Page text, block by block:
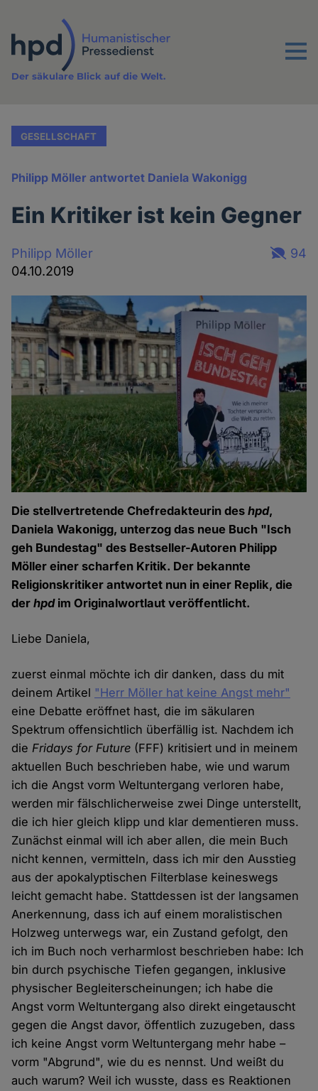
Inhalt
Menu
Der säkulare Blick auf die Welt.
GESELLSCHAFT
Philipp Möller antwortet Daniela Wakonigg
Ein Kritiker ist kein Gegner
Philipp Möller
04.10.2019
94
Die stellvertretende Chefredakteurin deshpd,
Daniela Wakonigg, unterzog das neue Buch "Isch
geh Bundestag" des Bestseller-Autoren Philipp
Möller einer scharfen Kritik. Der bekannte
Religionskritiker antwortet nun in einer Replik, die
derhpdim Originalwortlaut veröffentlicht.
Liebe Daniela,
zuerst einmal möchte ich dir danken, dass du mit
deinem Artikel "Herr Möller hat keine Angst mehr"
eine Debatte eröffnet hast, die im säkularen
Spektrum offensichtlich überfällig ist. Nachdem ich
dieFridays for Future (FFF) kritisiert und in meinem
aktuellen Buch beschrieben habe, wie und warum
ich die Angst vorm Weltuntergang verloren habe,
werden mir fälschlicherweise zwei Dinge unterstellt,
die ich hier gleich klipp und klar dementieren muss.
Zunächst einmal will ich aber allen, die mein Buch
nicht kennen, vermitteln, dass ich mir den Ausstieg
aus der apokalyptischen Filterblase keineswegs
leicht gemacht habe. Stattdessen ist der langsamen
Anerkennung, dass ich auf einem moralistischen
Holzweg unterwegs war, ein Zustand gefolgt, den
ich im Buch noch verharmlost beschrieben habe: Ich
bin durch psychische Tiefen gegangen, inklusive
physischer Begleiterscheinungen; ich habe die
Angst vorm Weltuntergang also direkt eingetauscht
gegen die Angst davor, öffentlich zuzugeben, dass
ich keine Angst vorm Weltuntergang mehr habe –
vorm "Abgrund", wie du es nennst. Und weißt du
auch warum? Weil ich wusste, dass es Reaktionen